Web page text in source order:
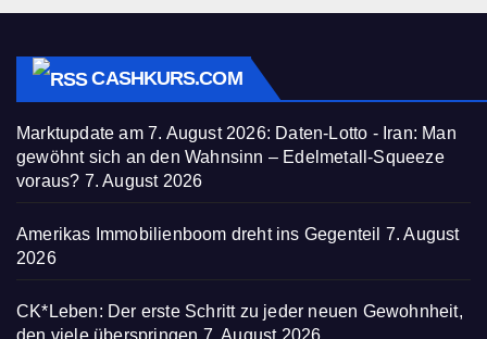
CASHKURS.COM
Marktupdate am 7. August 2026: Daten-Lotto - Iran: Man
gewöhnt sich an den Wahnsinn – Edelmetall-Squeeze
voraus? 7. August 2026
Amerikas Immobilienboom dreht ins Gegenteil 7. August
2026
CK*Leben: Der erste Schritt zu jeder neuen Gewohnheit,
den viele überspringen 7. August 2026